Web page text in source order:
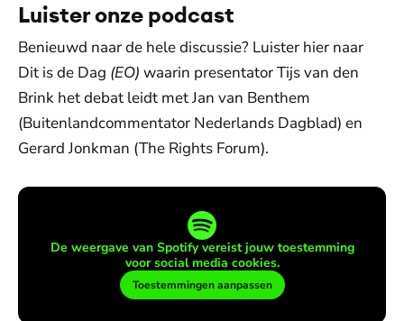
Luister onze podcast
Benieuwd naar de hele discussie? Luister hier naar
Dit is de Dag (EO) waarin presentator Tijs van den
Brink het debat leidt met Jan van Benthem
(Buitenlandcommentator Nederlands Dagblad) en
Gerard Jonkman (The Rights Forum).
De weergave van Spotify vereist jouw toestemming
voor social media cookies.
Toestemmingen aanpassen